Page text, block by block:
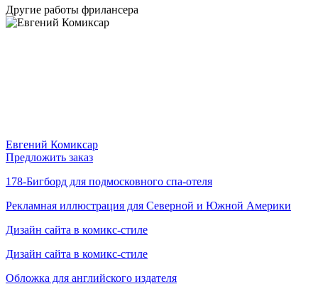
Другие работы фрилансера
Евгений Комиксар
Предложить заказ
178-Бигборд для подмосковного спа-отеля
Рекламная иллюстрация для Северной и Южной Америки
Дизайн сайта в комикс-стиле
Дизайн сайта в комикс-стиле
Обложка для английского издателя